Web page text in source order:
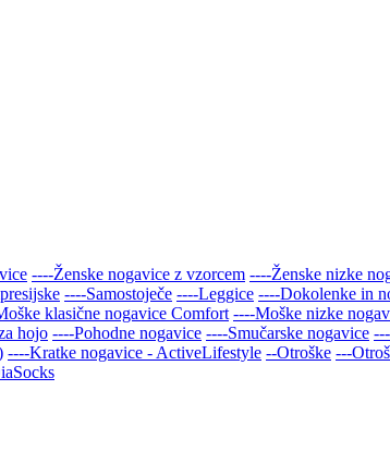
----Ženske nogavice z vzorcem ----Ženske nizke
----Samostoječe ----Leggice ----Dokolenke in
klasične nogavice Comfort ----Moške nizke
hojo ----Pohodne nogavice ----Smučarske nogavice
----Kratke nogavice - ActiveLifestyle --Otroške ---